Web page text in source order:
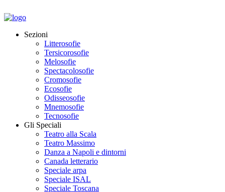
Sezioni
Litterosofie
Tersicorosofie
Melosofie
Spectacolosofie
Cromosofie
Ecosofie
Odisseosofie
Mnemosofie
Tecnosofie
Gli Speciali
Teatro alla Scala
Teatro Massimo
Danza a Napoli e dintorni
Canada letterario
Speciale arpa
Speciale ISAL
Speciale Toscana